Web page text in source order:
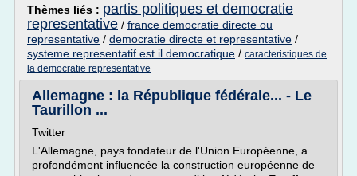
Thèmes liés : partis politiques et democratie
representative / france democratie directe ou
representative / democratie directe et representative /
systeme representatif est il democratique / caracteristiques de
la democratie representative
Allemagne : la République fédérale... - Le
Taurillon ...
Twitter
L'Allemagne, pays fondateur de l'Union Européenne, a
profondément influencée la construction européenne de